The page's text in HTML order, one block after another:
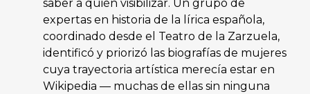
saber a quién visibilizar. Un grupo de
expertas en historia de la lírica española,
coordinado desde el Teatro de la Zarzuela,
identificó y priorizó las biografías de mujeres
cuya trayectoria artística merecía estar en
Wikipedia — muchas de ellas sin ninguna